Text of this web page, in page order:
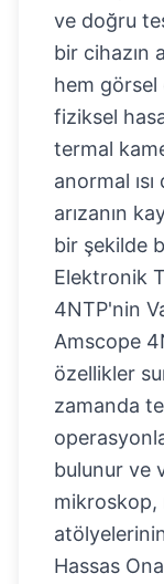
ve doğru
bir cihazın
hem görsel
fiziksel
termal
anormal ısı
arızanın
bir şekilde
Elektronik
4NTP'nin
Amscope
özellikler
zamanda
bulunur ve
Hassas